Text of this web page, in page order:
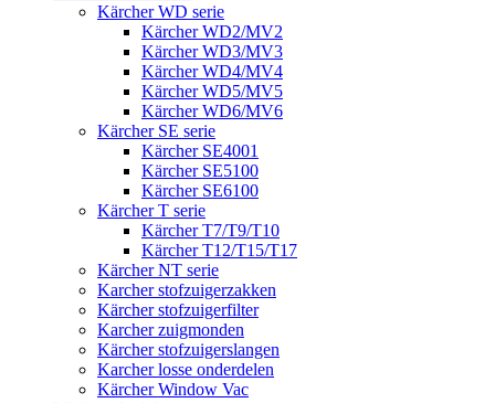
Kärcher WD serie
Kärcher WD2/MV2
Kärcher WD3/MV3
Kärcher WD4/MV4
Kärcher WD5/MV5
Kärcher WD6/MV6
Kärcher SE serie
Kärcher SE4001
Kärcher SE5100
Kärcher SE6100
Kärcher T serie
Kärcher T7/T9/T10
Kärcher T12/T15/T17
Kärcher NT serie
Karcher stofzuigerzakken
Kärcher stofzuigerfilter
Karcher zuigmonden
Kärcher stofzuigerslangen
Karcher losse onderdelen
Kärcher Window Vac